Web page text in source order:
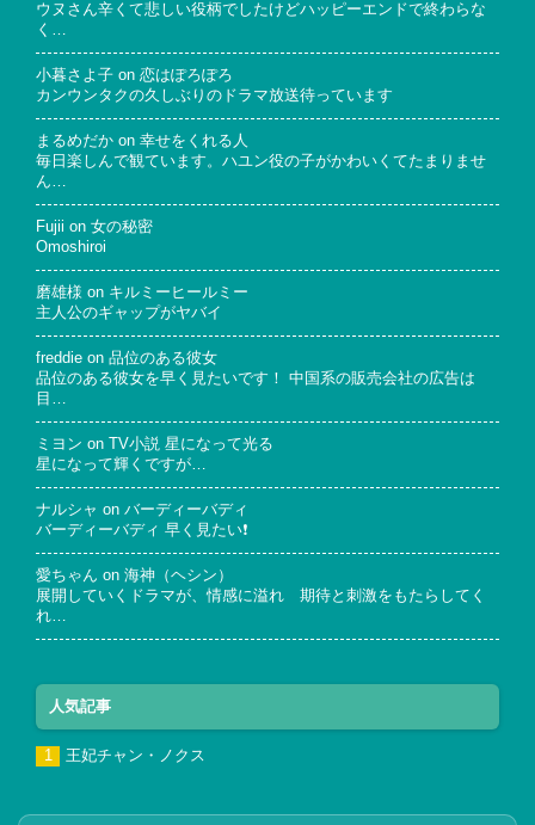
ウヌさん辛くて悲しい役柄でしたけどハッピーエンドで終わらな
く…
小暮さよ子 on 恋はぽろぽろ
カンウンタクの久しぶりのドラマ放送待っています
まるめだか on 幸せをくれる人
毎日楽しんで観ています。ハユン役の子がかわいくてたまりませ
ん…
Fujii on 女の秘密
Omoshiroi
磨雄様 on キルミーヒールミー
主人公のギャップがヤバイ
freddie on 品位のある彼女
品位のある彼女を早く見たいです！ 中国系の販売会社の広告は
目…
ミヨン on
TV小説 星になって光る
星になって輝くですが…
ナルシャ on バーディーバディ
バーディーバディ 早く見たい❗
愛ちゃん on 海神（ヘシン）
展開していくドラマが、情感に溢れ 期待と刺激をもたらしてく
れ…
人気記事
王妃チャン・ノクス